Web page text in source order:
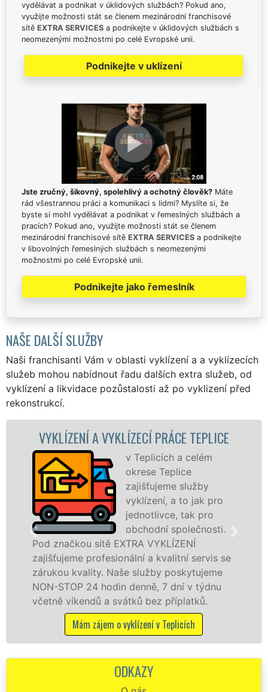
vydělávat a podnikat v úklidových službách? Pokud ano,
využijte možnosti stát se členem mezinárodní franchisové
sítě EXTRA SERVICES a podnikejte v úklidových službách s
neomezenými možnostmi po celé Evropské unii.
Podnikejte v uklízení
Jste zručný, šikovný, spolehlivý a ochotný člověk? Máte
rád všestrannou práci a komunikaci s lidmi? Myslíte si, že
byste si mohl vydělávat a podnikat v řemeslných službách a
pracích? Pokud ano, využijte možnosti stát se členem
mezinárodní franchisové sítě EXTRA SERVICES a podnikejte
v libovolných řemeslných službách s neomezenými
možnostmi po celé Evropské unii.
Podnikejte jako řemeslník
NAŠE DALŠÍ SLUŽBY
Naši franchisanti Vám v oblasti vyklízení a a vyklízecích
služeb mohou nabídnout řadu dalších extra služeb, od
vyklízení a likvidace pozůstalosti až po vyklizení před
rekonstrukcí.
A VYKLÍZECÍ PRÁCE TEPLICE
v Teplicích a celém
okrese Teplice
zajišťujeme služby
vyklízení, a to jak pro
jednotlivce, tak pro
obchodní společnosti.
sítě EXTRA VYKLÍZENÍ
profesionální a kvalitní servis se
Naše služby poskytujeme
24 hodin denně, 7 dní v týdnu
a svátků bez příplatků.
Mám zájem o vyklízení v Teplicích
jak
zárukou
STOP bez
ODKAZY